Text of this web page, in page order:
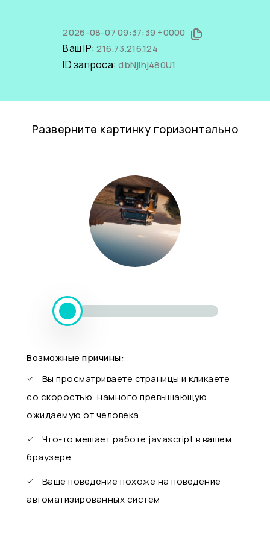
2026-08-07 09:37:39 +0000
Ваш IP:216.73.216.124
ID запроса:dbNjihj480U1
Разверните картинку горизонтально
Возможные причины:
Вы просматриваете страницы и кликаете
со скоростью, намного превышающую
ожидаемую от человека
Что-то мешает работе javascript в вашем
браузере
Ваше поведение похоже на поведение
автоматизированных систем